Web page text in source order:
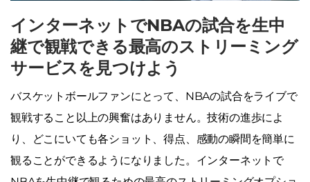
インターネットでNBAの試合を生中
継で観戦できる最高のストリーミング
サービスを見つけよう
バスケットボールファンにとって、NBAの試合をライブで
観戦すること以上の興奮はありません。技術の進歩によ
り、どこにいても各ショット、得点、感動の瞬間を簡単に
観ることができるようになりました。インターネットで